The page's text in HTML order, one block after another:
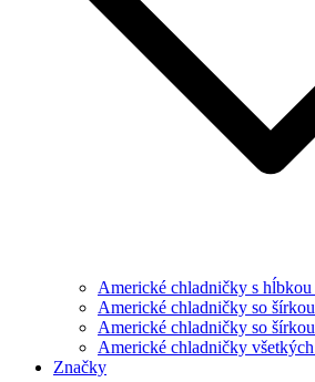
Americké chladničky s
Americké chladničky so
Americké chladničky so
Americké chladničky
Značky